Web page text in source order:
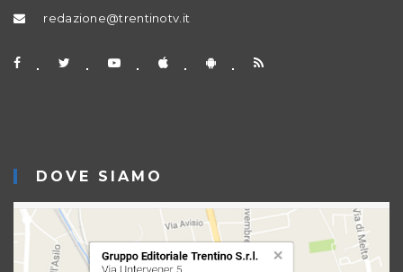
redazione@trentinotv.it
DOVE SIAMO